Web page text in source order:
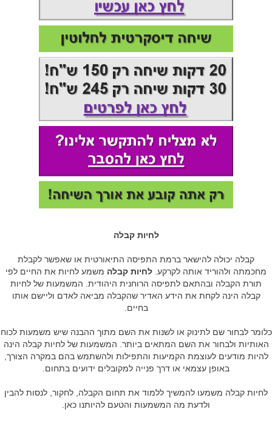
לחיות קבלה
קבלה יכולה להישאר ברמת התפיסה התיאורטית או שאפשר לקבלת
מחכמתה ולהוריד אותה לקרקע. לחיות קבלה משמע לחיות את החיים לפי
תורת הקבלה ובהתאם לתפיסה הרוחנית היהודית. המשמעות של לחיות
קבלה הינה לקחת את הידע האדיר שהקבלה מביאה לאדם וליישם אותו
בחיים.
כלומר לבחור שם לתינוק או לשנות את השם מתוך ההבנה שיש משמעות לכוח
האותיות ולבחור את השם המתאים ביותר. המשמעות של לחיות קבלה הינה
להיות מודעים לעוצמת הקמיעות והתפילות ולהשתמש בהם במקרה הצורך,
באופן עצמאי או דרך פנייה למקובלים ידועים בתחום.
לחיות קבלה משמעו להמשיך ללמוד את תחום הקבלה, לחקור, לנסות להבין
ולדעת מה המשמעות והטעם להיותנו כאן.